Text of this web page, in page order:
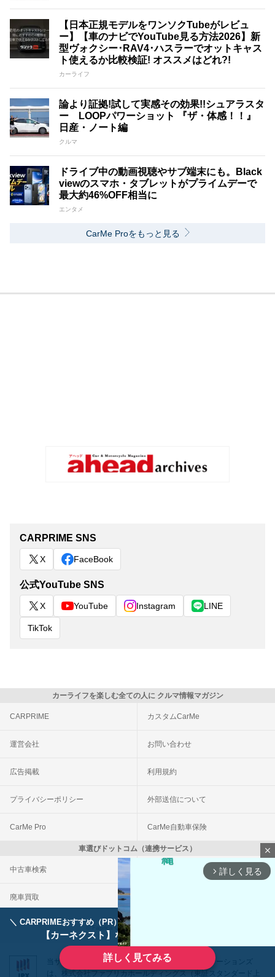
＼ CARPRIMEおすすめ（PR） ／
【カーネクスト】ならどんなクルマも高価買取
詳しく見てみる
【日本正規モデルをワンソクTubeがレビュ
ー】【車のナビでYouTube見る方法2026】新
型ヴォクシー･RAV4･ハスラーでオットキャス
ト使えるか比較検証! オススメはどれ?!
カーライフ
論より証拠!試して実感その効果!!シュアラスタ
ー LOOPパワーショット 『ザ・体感！！』
日産・ノート編
クルマ
ドライブ中の動画視聴やサブ端末にも。Black
viewのスマホ・タブレットがプライムデーで
最大約46%OFF相当に
エンタメ
CarMe Proをもっと見る
CARPRIME SNS
X FaceBook
公式YouTube SNS
X YouTube Instagram LINE
TikTok
カーライフを楽しむ全ての人に クルマ情報マガジン
CARPRIME カスタムCarMe
運営会社 お問い合わせ
広告掲載 利用規約
プライバシーポリシー 外部送信について
CarMe Pro CarMe自動車保険
車選びドットコム（連携サービス）
中古車検索
廃車買取
© Fabrica Communications Co., LTD.
当サイトを運営する株式会社ファブリカコミュニケーションズ
は、株式会社ファブリカホールディングス（東証スタンダード上
close
arrow_forward_ios 詳しく見る